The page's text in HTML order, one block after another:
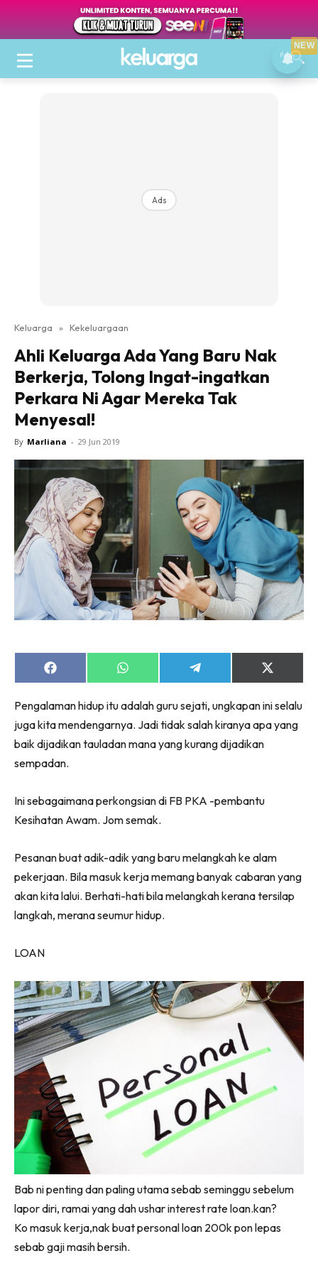
Ads
Keluarga » Kekeluargaan
Ahli Keluarga Ada Yang Baru Nak
Berkerja, Tolong Ingat-ingatkan
Perkara Ni Agar Mereka Tak
Menyesal!
By Marliana - 29 Jun 2019
Share
on
Share
on
Share
on
Share
on
(Twitter)
Pengalaman hidup itu adalah guru sejati, ungkapan ini selalu
juga kita mendengarnya. Jadi tidak salah kiranya apa yang
baik dijadikan tauladan mana yang kurang dijadikan
sempadan.
Ini sebagaimana perkongsian di FB PKA -pembantu
Kesihatan Awam. Jom semak.
Pesanan buat adik-adik yang baru melangkah ke alam
pekerjaan. Bila masuk kerja memang banyak cabaran yang
akan kita lalui. Berhati-hati bila melangkah kerana tersilap
langkah, merana seumur hidup.
LOAN
Bab ni penting dan paling utama sebab seminggu sebelum
lapor diri, ramai yang dah ushar interest rate loan.kan?
Ko masuk kerja,nak buat personal loan 200k pon lepas
sebab gaji masih bersih.
NEW